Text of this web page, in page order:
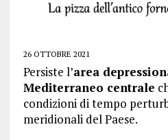
26 OTTOBRE 2021
Persiste l’area
Mediterraneo centrale
condizioni di tempo
meridionali del Paese.